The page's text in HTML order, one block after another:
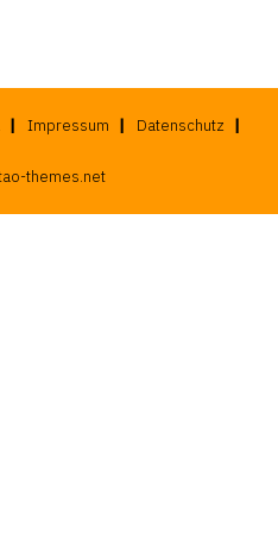
Impressum Datenschutz
themes.net